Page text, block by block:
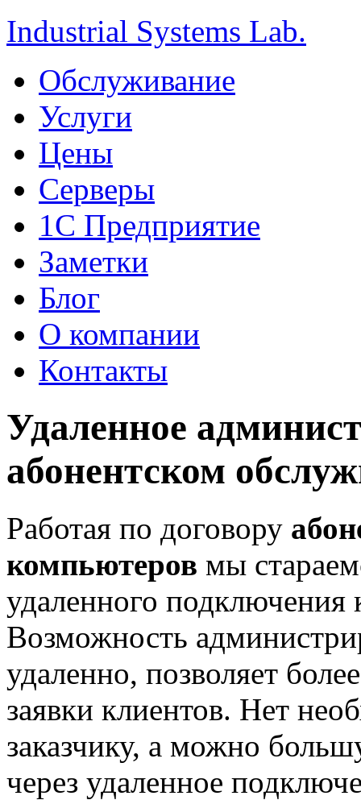
Industrial Systems Lab.
Обслуживание
Услуги
Цены
Серверы
1С Предприятие
Заметки
Блог
О компании
Контакты
Удаленное
абонентском
Работая по договору
компьютеров мы
удаленного подключения
Возможность
удаленно, позволяет
заявки клиентов. Нет
заказчику, а можно
через удаленное